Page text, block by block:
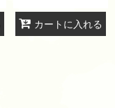
カートに入れる